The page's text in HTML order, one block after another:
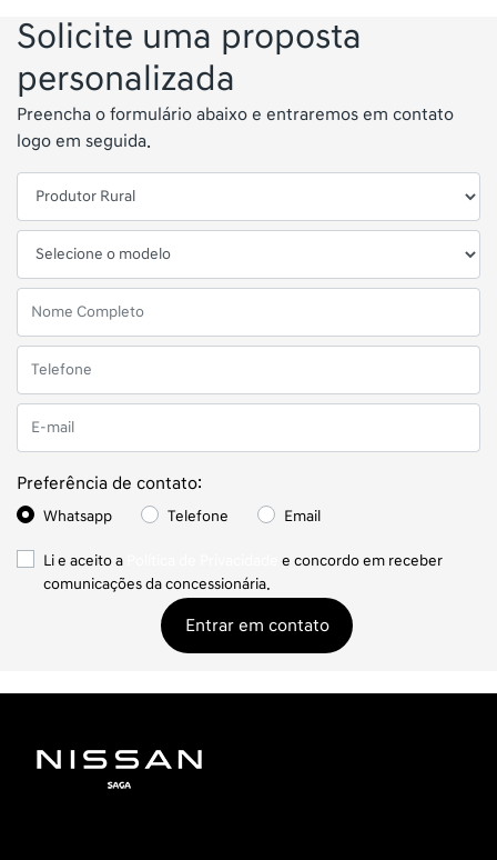
Solicite uma proposta
personalizada
Preencha o formulário abaixo e entraremos em contato
logo em seguida.
Preferência de contato:
Whatsapp Telefone Email
Li e aceito a
e concordo em receber
comunicações da concessionária.
Entrar em contato